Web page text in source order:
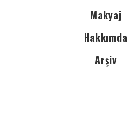
Makyaj
Hakkımda
Arşiv